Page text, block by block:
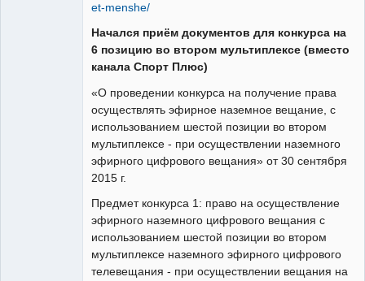
et-menshe/
Начался приём документов для конкурса на
6 позицию во втором мультиплексе (вместо
канала Спорт Плюс)
«О проведении конкурса на получение права
осуществлять эфирное наземное вещание, с
использованием шестой позиции во втором
мультиплексе - при осуществлении наземного
эфирного цифрового вещания» от 30 сентября
2015 г.
Предмет конкурса 1: право на осуществление
эфирного наземного цифрового вещания с
использованием шестой позиции во втором
мультиплексе наземного эфирного цифрового
телевещания - при осуществлении вещания на